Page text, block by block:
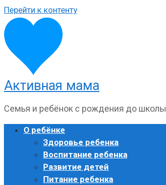
Перейти к контенту
Активная мама
Семья и ребёнок с рождения до школы
О ребёнке
Здоровье ребенка
Воспитание ребенка
Развитие детей
Питание ребенка